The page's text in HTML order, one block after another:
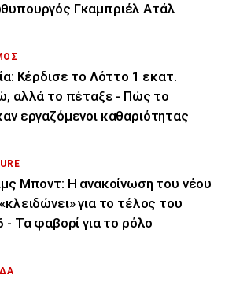
Γκαμπριέλ Ατάλ
Κέρδισε το Λόττο 1 εκατ.
αλλά το πέταξε - Πώς το
εργαζόμενοι καθαριότητας
Μποντ: Η ανακοίνωση του νέου
για το τέλος του
- Τα φαβορί για το ρόλο